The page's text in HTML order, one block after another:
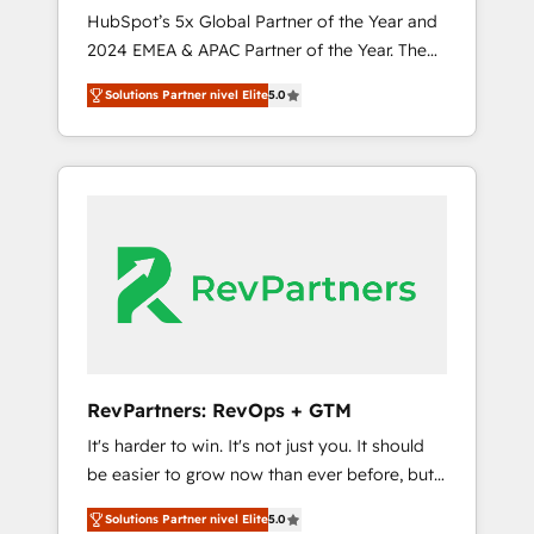
🇩🇪🇦🇺🇳🇿
HubSpot’s 5x Global Partner of the Year and
2024 EMEA & APAC Partner of the Year. The
world’s most experienced and fully
accredited HubSpot Solutions Partner. 🚀
With 2,750+ HubSpot projects delivered and
370+ specialists across EMEA, APAC and NAM,
From multi-region migrations to AI-powered
automation, we turn complexity into clarity,
human at global scale. 🏆 HubSpot’s CEO
Solutions Partner nivel Elite5.0
RevPartners: RevOps + GTM
It's harder to win. It's not just you. It should
be easier to grow now than ever before, but
it's not. So our focus is serving you, the
Solutions Partner nivel Elite5.0